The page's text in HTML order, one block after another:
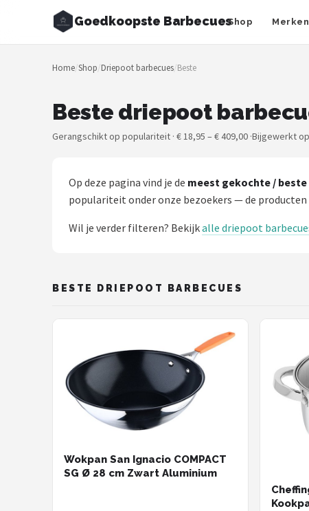
Goedkoopste BarbecuesShop Merken
Zoeken
NAVIGATIE
Merken
Recepten
Goedkoopste BBQ's
POPULAIRE MERKEN
Big Green Egg
Home/Shop/Driepoot barbecues/Beste
Beste driepoot
Gerangschikt op populariteit · € 18,95 – € 409,00 ·Bijgewerkt
Op deze pagina vind je de meest gekochte /
populariteit onder onze bezoekers — de
Wil je verder filteren? Bekijkalle driepoot
BESTE DRIEPOOT BARBECUES
Wokpan San Ignacio COMPACT
SG Ø 28 cm Zwart Aluminium